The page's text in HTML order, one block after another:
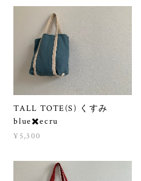
TALL TOTE(S) くすみ
blue✖️ecru
¥5,300